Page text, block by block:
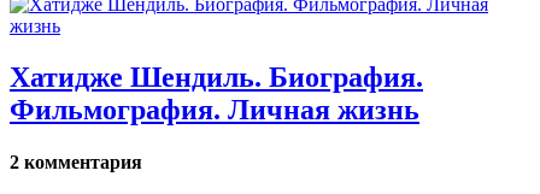
Хатидже Шендиль. Биография.
Фильмография. Личная жизнь
2 комментария